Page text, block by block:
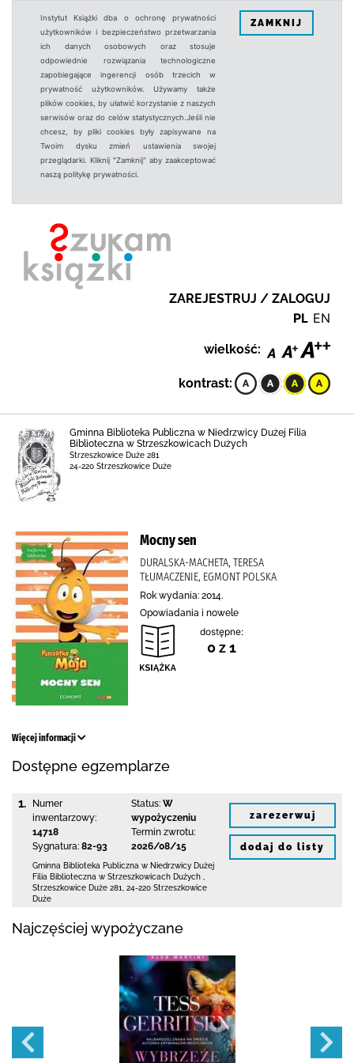
Instytut Książki dba o ochronę prywatności
użytkowników i bezpieczeństwo przetwarzania
ich danych osobowych oraz stosuje
odpowiednie rozwiązania technologiczne
zapobiegające ingerencji osób trzecich w
prywatność użytkowników. Używamy także
plików cookies, by ułatwić korzystanie z naszych
serwisów oraz do celów statystycznych.Jeśli nie
chcesz, by pliki cookies były zapisywane na
Twoim dysku zmień ustawienia swojej
przeglądarki. Kliknij "Zamknij" aby zaakceptować
naszą politykę prywatności.
ZAMKNIJ
ZAREJESTRUJ / ZALOGUJ
PL EN
wielkość:
kontrast:
Gminna Biblioteka Publiczna w Niedrzwicy Dużej Filia
Biblioteczna w Strzeszkowicach Dużych
Strzeszkowice Duże 281
24-220 Strzeszkowice Duże
Mocny sen
DURALSKA-MACHETA, TERESA
TŁUMACZENIE, EGMONT POLSKA
Rok wydania: 2014.
Opowiadania i nowele
dostępne:
0 z 1
Więcej informacji
Dostępne egzemplarze
1.
Numer
inwentarzowy:
14718
Sygnatura: 82-93
Status: W
wypożyczeniu
Termin zwrotu:
2026/08/15
Gminna Biblioteka Publiczna w Niedrzwicy Dużej
Filia Biblioteczna w Strzeszkowicach Dużych
Strzeszkowice Duże 281
24-220 Strzeszkowice
Duże
zarezerwuj
dodaj do listy
Najczęściej wypożyczane